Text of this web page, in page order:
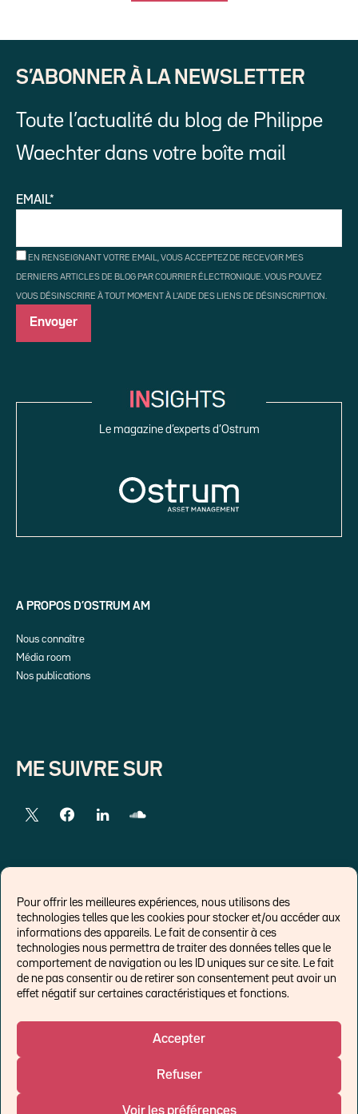
Pour offrir les meilleures expériences, nous utilisons des
technologies telles que les cookies pour stocker et/ou accéder aux
informations des appareils. Le fait de consentir à ces
technologies nous permettra de traiter des données telles que le
comportement de navigation ou les ID uniques sur ce site. Le fait
de ne pas consentir ou de retirer son consentement peut avoir un
effet négatif sur certaines caractéristiques et fonctions.
Accepter
Refuser
Voir les préférences
S’ABONNER À LA NEWSLETTER
Toute l’actualité du blog de Philippe
Waechter dans votre boîte mail
EMAIL*
EN RENSEIGNANT VOTRE EMAIL, VOUS ACCEPTEZ DE RECEVOIR MES
DERNIERS ARTICLES DE BLOG PAR COURRIER ÉLECTRONIQUE. VOUS POUVEZ
VOUS DÉSINSCRIRE À TOUT MOMENT À L'AIDE DES LIENS DE DÉSINSCRIPTION.
Le magazine d’experts d’Ostrum
A PROPOS D’OSTRUM AM
Nous connaître
Média room
Nos publications
ME SUIVRE SUR
LIENS EXTERNES
Chroniques pour Forbes
Economistes
Think tank
Politique de cookies (UE)